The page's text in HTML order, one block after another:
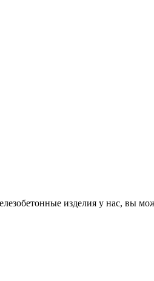
изделия у нас, вы